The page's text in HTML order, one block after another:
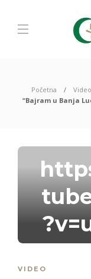
Početna Video
“Bajram u Banja
VIDEO